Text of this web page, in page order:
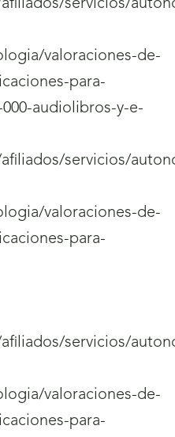
servicios/
valoraciones-de-
para-
audiolibros-y-e-
servicios/
valoraciones-de-
para-
servicios/
valoraciones-de-
para-